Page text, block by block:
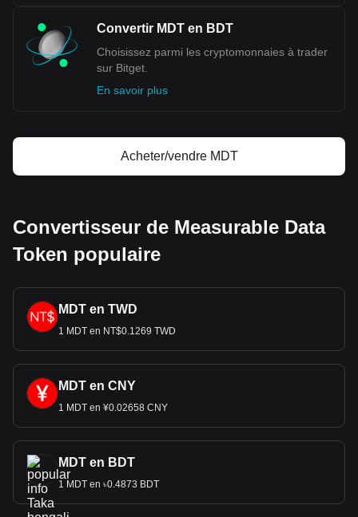
Convertir MDT en BDT
Choisissez parmi les cryptomonnaies à trader
sur Bitget.
En savoir plus
Acheter/vendre MDT
Convertisseur de Measurable Data
Token populaire
MDT en TWD
1 MDT en NT$0.1269 TWD
MDT en CNY
1 MDT en ¥0.02658 CNY
MDT en BDT
1 MDT en ৳0.4873 BDT